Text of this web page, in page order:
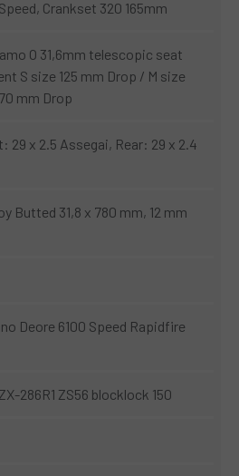
Crankset 320 165mm
O 31,6mm telescopic seat
S size 125 mm Drop / M size
mm Drop
29 x 2.5 Assegai, Rear: 29 x 2.4
Butted 31,8 x 780 mm, 12 mm
Deore 6100 Speed Rapidfire
286R1 ZS56 blocklock 150